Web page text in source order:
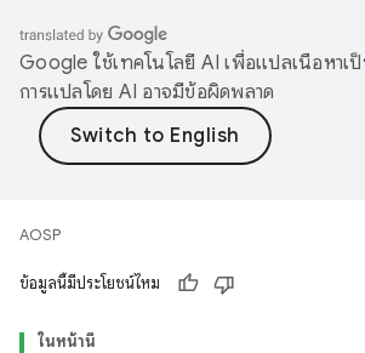
Google ใช้เทคโนโลยี AI เพื่อแปลเนื้อหา
การแปลโดย AI อาจมีข้อผิดพลาด
AOSP
ข้อมูลนี้มีประโยชน์ไหม
ในหน้านี้